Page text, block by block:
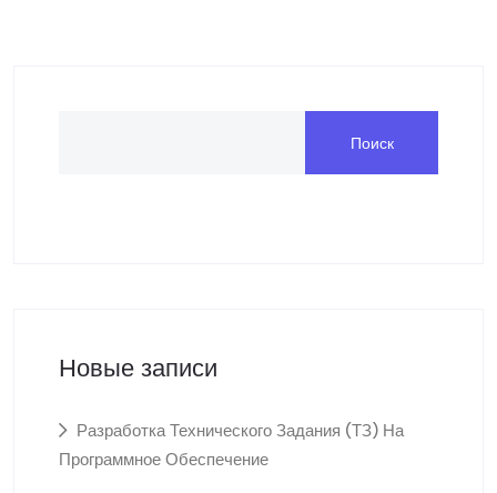
Поиск
Новые записи
Разработка Технического Задания (ТЗ) На
Программное Обеспечение